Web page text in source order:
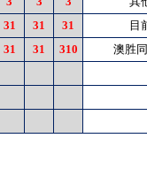
31 31 31
目
31 31 310
澳胜